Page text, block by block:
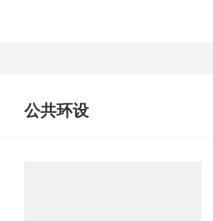
公共环设